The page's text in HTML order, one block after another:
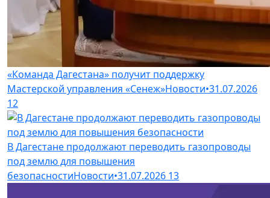
«Команда Дагестана» получит поддержку
Мастерской управления «Сенеж»Новости•31.07.2026
12
В Дагестане продолжают переводить газопроводы
под землю для повышения
безопасностиНовости•31.07.2026 13